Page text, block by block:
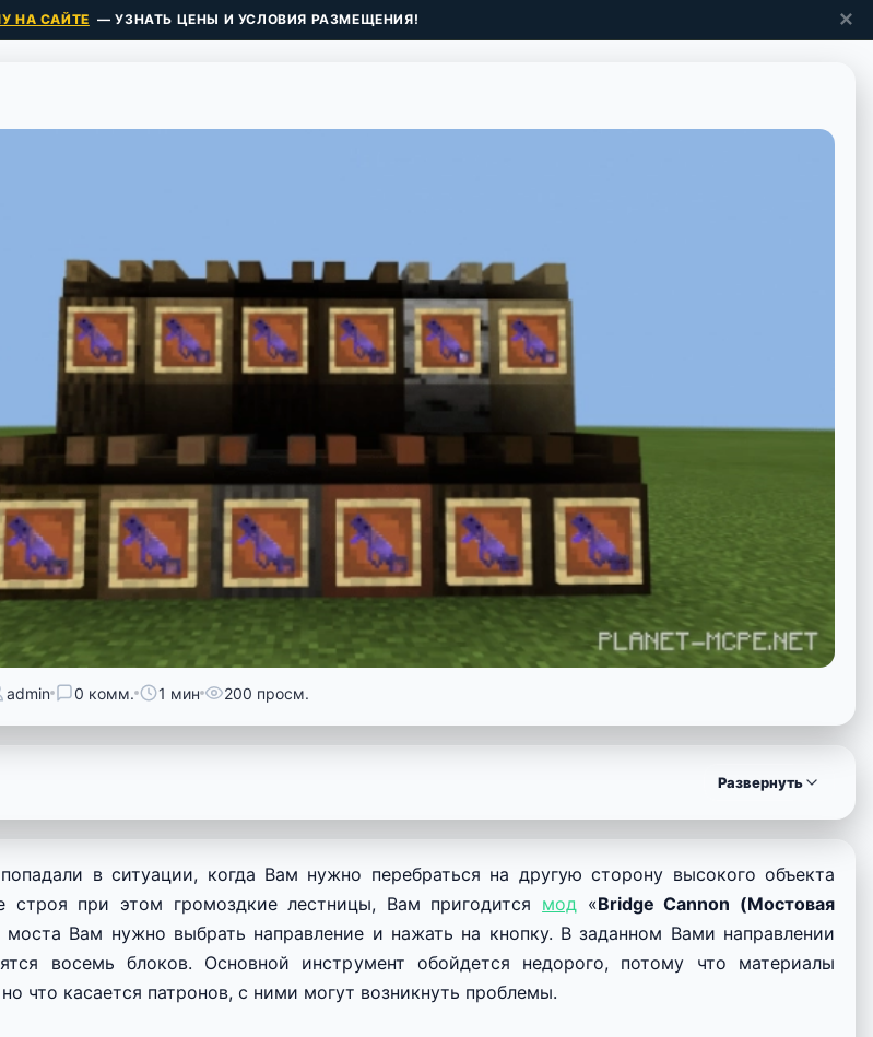
НА САЙТЕ — УЗНАТЬ ЦЕНЫ И УСЛОВИЯ РАЗМЕЩЕНИЯ! ✕
admin 0 комм. 1 мин 200 просм.
Развернуть
в ситуации, когда Вам нужно перебраться на другую сторону высокого объекта
строя при этом громоздкие лестницы, Вам пригодится мод «Bridge Cannon (Мостовая
моста Вам нужно выбрать направление и нажать на кнопку. В заданном Вами направлении
восемь блоков. Основной инструмент обойдется недорого, потому что материалы
что касается патронов, с ними могут возникнуть проблемы.